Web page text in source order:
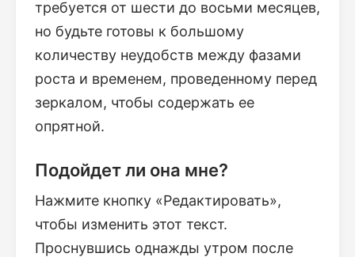
требуется от шести до восьми месяцев,
но будьте готовы к большому
количеству неудобств между фазами
роста и временем, проведенному перед
зеркалом, чтобы содержать ее
опрятной.
Подойдет ли она мне?
Нажмите кнопку «Редактировать»,
чтобы изменить этот текст.
Проснувшись однажды утром после